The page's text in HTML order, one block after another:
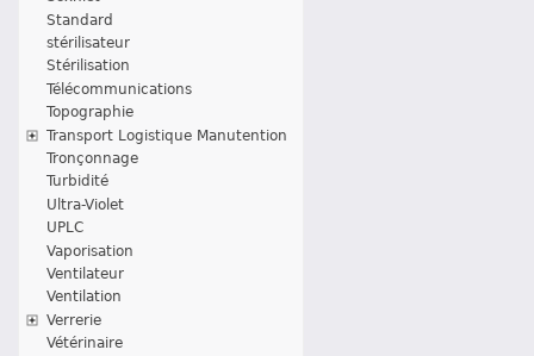
Standard
stérilisateur
Stérilisation
Télécommunications
Topographie
Transport Logistique Manutention
Tronçonnage
Turbidité
Ultra-Violet
UPLC
Vaporisation
Ventilateur
Ventilation
Verrerie
Vétérinaire